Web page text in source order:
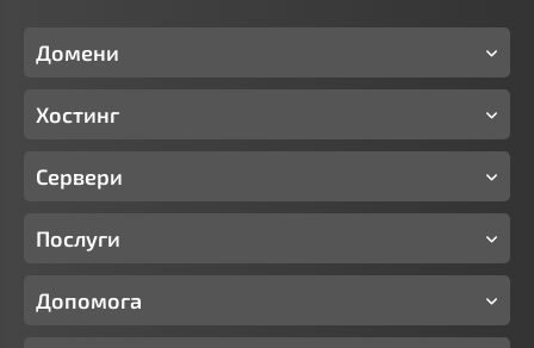
Домени
Хостинг
Сервери
Послуги
Допомога